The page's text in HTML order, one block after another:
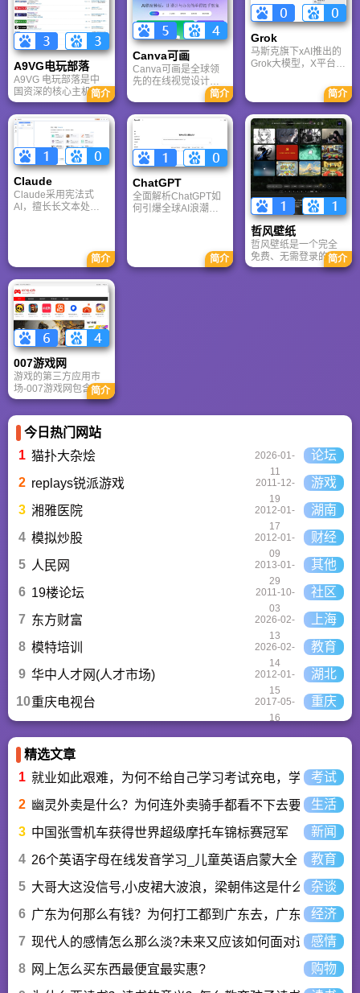
最新CGA电竞赛事资
讯及热门页游入口，
致敬中国电竞的黄金
时代。
的垂直媒体。
资讯。
A9VG电玩部落
A9VG 电玩部落是中
国资深的核心主机游
戏玩家社区。网站以
论坛为核心，提供全
面的主机游戏资讯、
攻略和资料库，覆盖
PlayStation、Xbox、
Switch 等全平台。凭
借其深厚的历史积淀
和活跃的用户群体，
A9VG 成为硬核玩家
交流心得、分享攻略
简介
Canva可画
Canva可画是全球领
先的在线视觉设计平
台，内置AI“魔力工作
室”，提供海量正版模
板与素材。无论是自
媒体封面、企业海报
还是PPT，零基础用
户也能轻松实现专业
级创作，让设计触手
可及。
简介
Grok
马斯克旗下xAI推出的
Grok大模型，X平台实
体协作的核心优势。
针对其中文能力、隐
私安全及幻觉问题等
高频疑问进行客观解
答，提供AI选型参
考。
简介
Claude
Claude采用宪法式
AI，擅长长文本处理
快速迭代上占优。两
者定位不同，各有千
秋。
简介
ChatGPT‌
全面解析ChatGPT如
何引爆全球AI浪潮！
看懂大语言模型如何
重塑未来。
简介
哲风壁纸
哲风壁纸是一个完全
免费、无需登录的高
清壁纸下载网站。提
简介
007游戏网
游戏的第三方应用市
场-007游戏网包含安
卓（Android）和苹果
用、游戏以及电脑软
件的下载服务，还有
精心推荐的应用排行
榜,搭配极佳的下载体
得信赖的应用商店。
简介
今日热门网站
1 猫扑大杂烩
2026-01-
11
论坛
2 replays锐派游戏
2011-12-
19
游戏
3 湘雅医院
2012-01-
17
湖南
4 模拟炒股
2012-01-
09
财经
5 人民网
2013-01-
29
其他
6 19楼论坛
2011-10-
03
社区
7 东方财富
2026-02-
13
上海
8 模特培训
2026-02-
14
教育
9 华中人才网(人才市场)
2012-01-
15
湖北
10重庆电视台
2017-05-
16
重庆
精选文章
1 就业如此艰难，为何不给自己学习考试充电，学一技之长
考试
2 幽灵外卖是什么？为何连外卖骑手都看不下去要举报？
生活
3 中国张雪机车获得世界超级摩托车锦标赛冠军
新闻
4 26个英语字母在线发音学习_儿童英语启蒙大全
教育
5 大哥大这没信号,小皮裙大波浪，梁朝伟这是什么歌曲？
杂谈
6 广东为何那么有钱？为何打工都到广东去，广东连续37年
经济
7 现代人的感情怎么那么淡?未来又应该如何面对这人情淡
感情
8
网上怎么买东西最便宜最实惠?
购物